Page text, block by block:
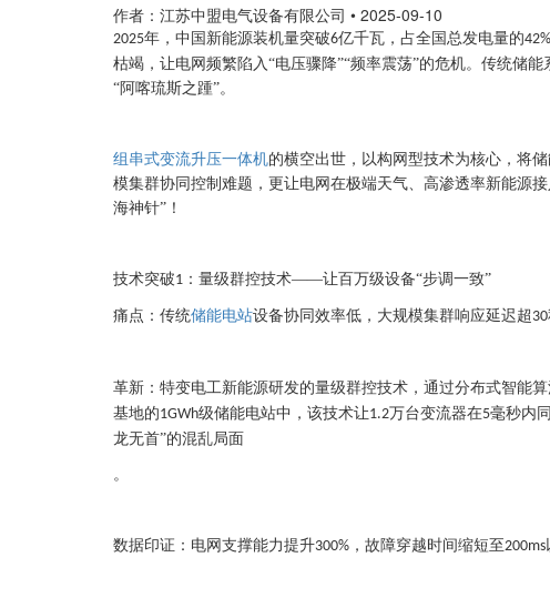
作者：江苏中盟电气设备有限公司 • 2025-09-10
2025年，中国新能源装机量突破6亿千瓦，占全国总发电量的42%
枯竭，让电网频繁陷入“电压骤降”“频率震荡”的危机。传统储
“阿喀琉斯之踵”。
组串式变流升压一体机的横空出世，以构网型技术为核心，将
模集群协同控制难题，更让电网在极端天气、高渗透率新能源
海神针”！
技术突破1 ：量级群控技术——让百万级设备“步调一致”
痛点：传统储能电站设备协同效率低，大规模集群响应延迟超 30
革新：特变电工新能源研发的量级群控技术，通过分布式智能
基地的1GWh级储能电站中，该技术让1.2万台变流器在5毫秒内
龙无首”的混乱局面
。
数据印证：电网支撑能力提升300% ，故障穿越时间缩短至200ms